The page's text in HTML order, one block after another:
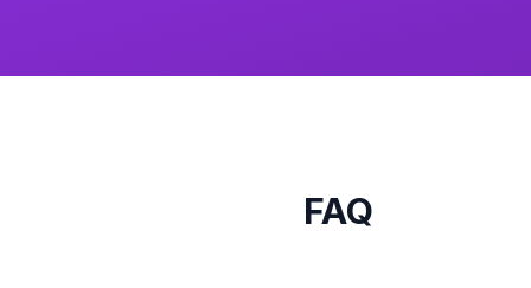
FAQ